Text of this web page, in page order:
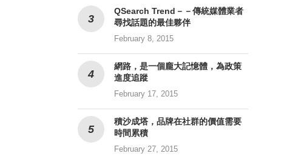
QSearch Trend－－傳統媒體業者
尋找話題的最佳夥伴
February 8, 2015
網路，是一個龐大記憶體，為政策
進度追蹤
February 17, 2015
積沙成塔，品牌在社群的價值需要
時間累積
February 27, 2015